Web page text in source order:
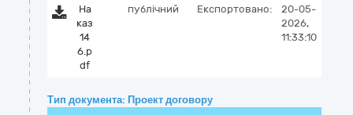
На
каз
14
6.p
df
публічний Експортовано:
20-05-
2026,
11:33:10
Тип документа: Проект договору